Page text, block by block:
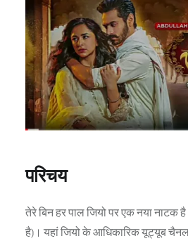
परिचय
तेरे बिन हर पाल जियो पर एक नया नाटक
है)। यहां जियो के आधिकारिक यूट्यूब